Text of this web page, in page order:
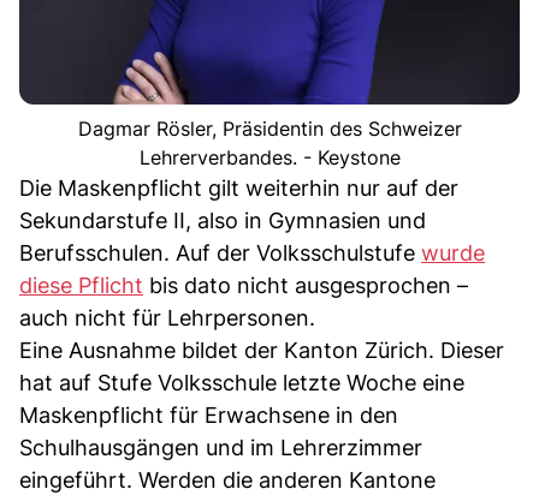
Dagmar Rösler, Präsidentin des Schweizer
Lehrerverbandes. - Keystone
Die Maskenpflicht gilt weiterhin nur auf der
Sekundarstufe II, also in Gymnasien und
Berufsschulen. Auf der Volksschulstufe wurde
diese Pflicht bis dato nicht ausgesprochen –
auch nicht für Lehrpersonen.
Eine Ausnahme bildet der Kanton Zürich. Dieser
hat auf Stufe Volksschule letzte Woche eine
Maskenpflicht für Erwachsene in den
Schulhausgängen und im Lehrerzimmer
eingeführt. Werden die anderen Kantone